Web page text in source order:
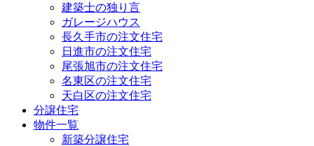
建築士の独り言
ガレージハウス
長久手市の注文住宅
日進市の注文住宅
尾張旭市の注文住宅
名東区の注文住宅
天白区の注文住宅
分譲住宅
物件一覧
新築分譲住宅